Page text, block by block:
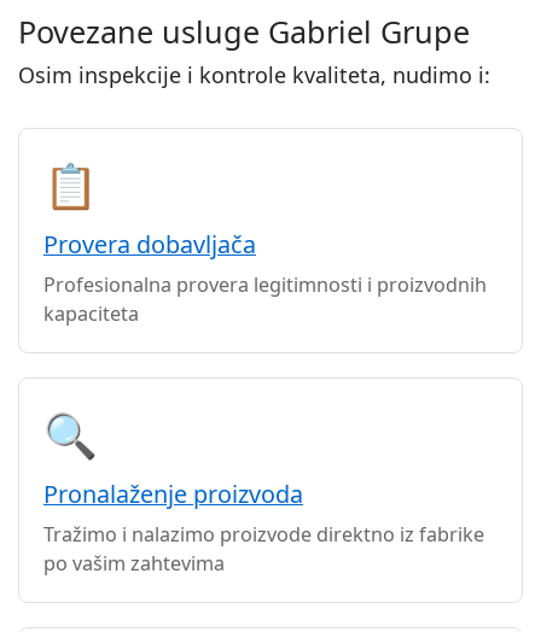
Povezane usluge Gabriel Grupe
Osim inspekcije i kontrole kvaliteta, nudimo i:
📋
Provera dobavljača
Profesionalna provera legitimnosti i proizvodnih
kapaciteta
🔍
Pronalaženje proizvoda
Tražimo i nalazimo proizvode direktno iz fabrike
po vašim zahtevima